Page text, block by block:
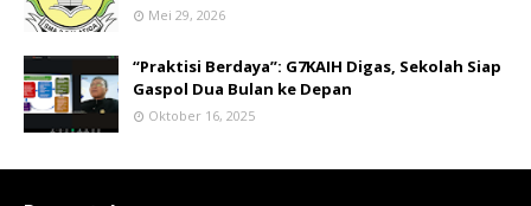
Mei 29, 2026
“Praktisi Berdaya”: G7KAIH Digas, Sekolah Siap
Gaspol Dua Bulan ke Depan
Oktober 16, 2025